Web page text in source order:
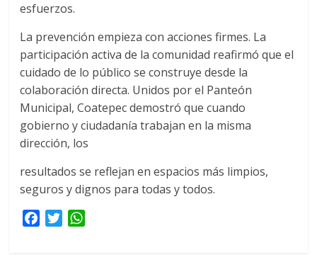
esfuerzos.
La prevención empieza con acciones firmes. La
participación activa de la comunidad reafirmó que el
cuidado de lo público se construye desde la
colaboración directa. Unidos por el Panteón
Municipal, Coatepec demostró que cuando
gobierno y ciudadanía trabajan en la misma
dirección, los
resultados se reflejan en espacios más limpios,
seguros y dignos para todas y todos.
T